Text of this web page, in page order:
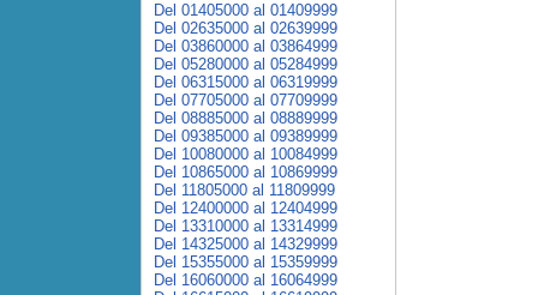
Del 01405000 al 01409999
Del 02635000 al 02639999
Del 03860000 al 03864999
Del 05280000 al 05284999
Del 06315000 al 06319999
Del 07705000 al 07709999
Del 08885000 al 08889999
Del 09385000 al 09389999
Del 10080000 al 10084999
Del 10865000 al 10869999
Del 11805000 al 11809999
Del 12400000 al 12404999
Del 13310000 al 13314999
Del 14325000 al 14329999
Del 15355000 al 15359999
Del 16060000 al 16064999